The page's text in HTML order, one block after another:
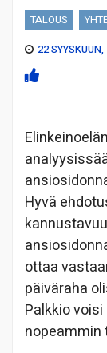
TALOUS
22
Hyvä
ottaa
päiväraha
Palkkio
nopeammin